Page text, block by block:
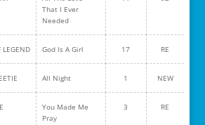
That I Ever
Needed
LEGEND God Is A Girl 17 RE
All Night 1 NEW
You Made Me
Pray
3 RE